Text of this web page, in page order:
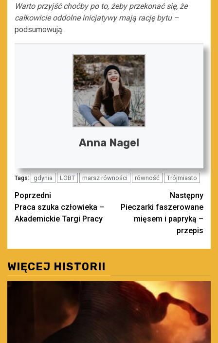
Warto przyjść choćby po to, żeby przekonać się, że
całkowicie oddolne inicjatywy mają rację bytu –
podsumowują.
Anna Nagel
Tags: gdynia LGBT marsz równości równość Trójmiasto
Zobacz
wpisy
Poprzedni
Praca szuka człowieka –
Akademickie Targi Pracy
Następny
Pieczarki faszerowane
mięsem i papryką –
przepis
WIĘCEJ HISTORII